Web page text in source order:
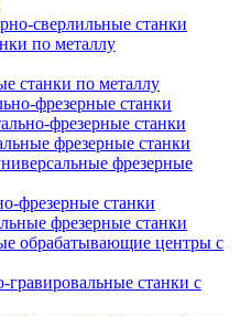
сверлильные станки
по металлу
станки по металлу
фрезерные станки
фрезерные станки
фрезерные станки
фрезерные
фрезерные станки
фрезерные станки
обрабатывающие центры с
гравировальные станки с